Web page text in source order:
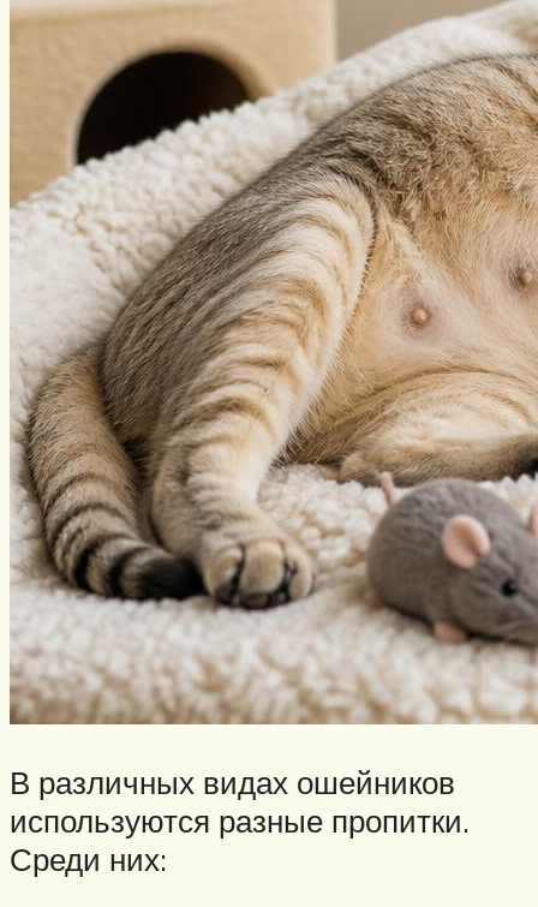
В различных видах ошейников
используются разные пропитки.
Среди них: